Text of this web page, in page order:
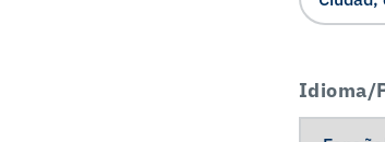
Idioma/